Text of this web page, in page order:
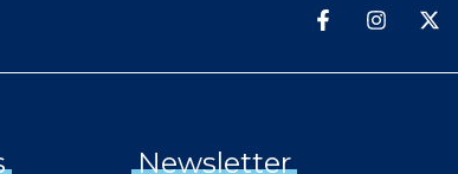
Newsletter